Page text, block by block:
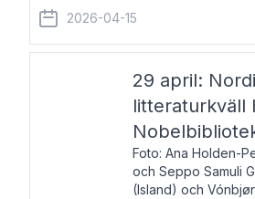
arkeolog, författare, översättare
kultur och samhällsliv. Ut
2026-04-15
29 april:
litteraturkväll
Foto: Ana Holden-
och Seppo Samuli
(Island) och